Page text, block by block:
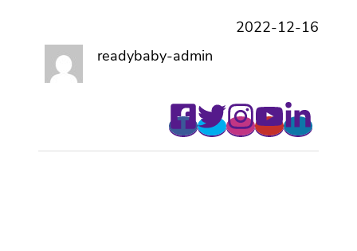
2022-12-16
readybaby-admin